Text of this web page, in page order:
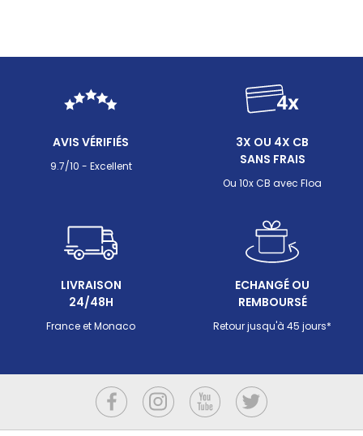
AVIS VÉRIFIÉS
9.7/10 - Excellent
3X OU 4X CB
SANS FRAIS
Ou 10x CB avec Floa
LIVRAISON
24/48H
France et Monaco
ECHANGÉ OU
REMBOURSÉ
Retour jusqu'à 45 jours*